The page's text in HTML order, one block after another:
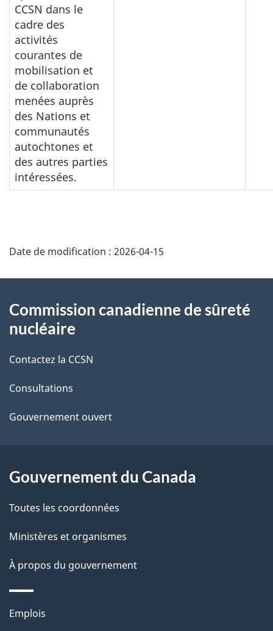
CCSN dans le
cadre des
activités
courantes de
mobilisation et
de collaboration
menées auprès
des Nations et
communautés
autochtones et
des autres parties
intéressées.
é
a
i
l
s
d
l
a
g
e
Date de modification : 2026-04-15
propos
de
ce
site
Commission canadienne de sûreté
nucléaire
Contactez la CCSN
Consultations
Gouvernement ouvert
Gouvernement du Canada
Toutes les coordonnées
Ministères et organismes
À propos du gouvernement
Thèmes
Emplois